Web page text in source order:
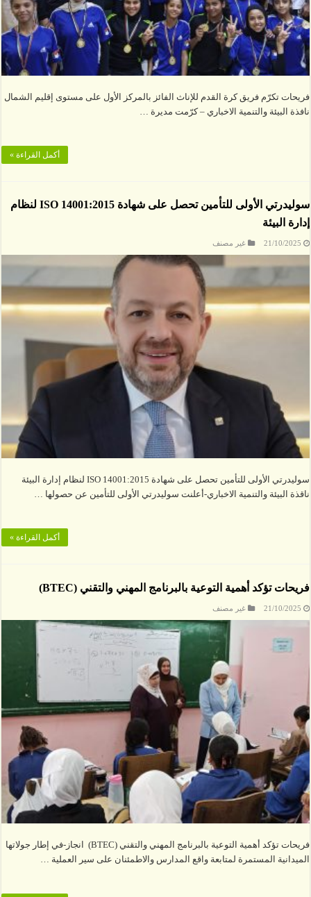
فريحات تكرّم فريق كرة القدم للإناث الفائز بالمركز الأول على مستوى إقليم الشمال
نافذة البيئة والتنمية الاخباري – كرّمت مديرة …
أكمل القراءة »
سوليدرتي الأولى للتأمين تحصل على شهادة ISO 14001:2015 لنظام
إدارة البيئة
21/10/2025 غير مصنف
سوليدرتي الأولى للتأمين تحصل على شهادة ISO 14001:2015 لنظام إدارة البيئة
ناقذة البيئة والتنمية الاخباري-أعلنت سوليدرتي الأولى للتأمين عن حصولها …
أكمل القراءة »
فريحات تؤكد أهمية التوعية بالبرنامج المهني والتقني (BTEC)
21/10/2025 غير مصنف
فريحات تؤكد أهمية التوعية بالبرنامج المهني والتقني (BTEC) انجاز-في إطار جولاتها
الميدانية المستمرة لمتابعة واقع المدارس والاطمئنان على سير العملية …